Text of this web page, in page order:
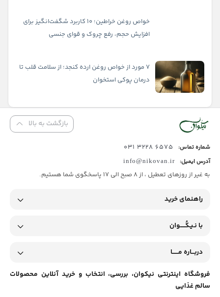
خواص روغن خراطین؛ ۱۰ کاربرد شگفت‌انگیز برای
افزایش حجم، رفع چروک و قوای جنسی
۷ مورد از خواص روغن ارده کنجد؛ از سلامت قلب تا
درمان پوکی استخوان
بازگشت به بالا
شماره تماس: 6575 3228 031
آدرس ایمیل: info@nikovan.ir
به غیر از روزهای تعطیل ، از 8 صبح الی 17 پاسخگوی شما هستیم.
راهنمای خرید
با نـیـکُـــــوان
دربـــاره مــــــا
فروشگاه اینترنتی نیکوان، بررسی، انتخاب و خرید آنلاین محصولات
سالم غذایی